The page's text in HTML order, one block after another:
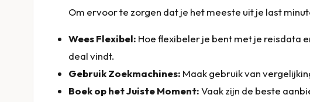
Om ervoor te zorgen dat je het meeste uit je last
Wees Flexibel: Hoe flexibeler je bent met je reisdata
deal vindt.
Gebruik Zoekmachines: Maak gebruik van
Boek op het Juiste Moment:Vaak zijn de beste